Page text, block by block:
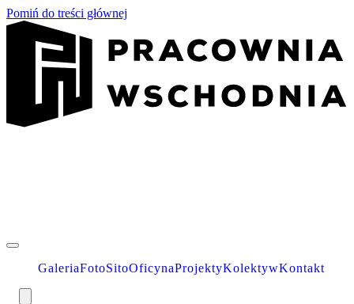
Pomiń do treści głównej
GaleriaFotoSitoOficynaProjektyKolektywKontakt